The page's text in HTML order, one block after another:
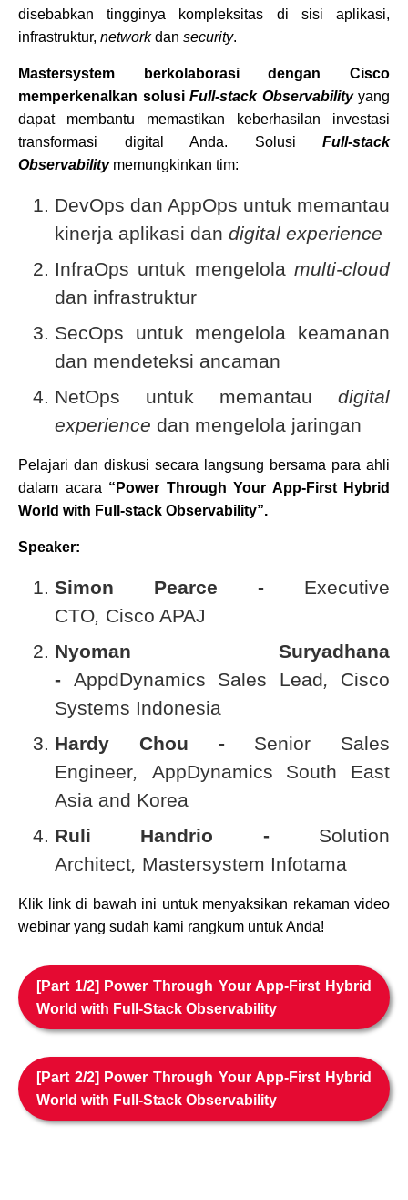
disebabkan tingginya kompleksitas di sisi aplikasi,
infrastruktur, networkdan security.
Mastersystem berkolaborasi dengan Cisco
memperkenalkan solusi Full-stack Observability yang
dapat membantu memastikan keberhasilan investasi
transformasi digital Anda. Solusi Full-stack
Observability memungkinkan tim:
DevOps dan AppOps untuk memantau
kinerja aplikasi dan digital experience
InfraOps untuk mengelola multi-cloud
dan infrastruktur
SecOps untuk mengelola keamanan
dan mendeteksi ancaman
NetOps untuk memantau digital
experience dan mengelola jaringan
Pelajari dan diskusi secara langsung bersama para ahli
dalam acara “Power Through Your App-First Hybrid
World with Full-stack Observability”.
Speaker:
Simon Pearce - Executive
CTO, Cisco APAJ
Nyoman Suryadhana
- AppdDynamics Sales Lead, Cisco
Systems Indonesia
Hardy Chou - Senior Sales
Engineer, AppDynamics South East
Asia and Korea
Ruli Handrio - Solution
Architect, Mastersystem Infotama
Klik link di bawah ini untuk menyaksikan rekaman video
webinar yang sudah kami rangkum untuk Anda!
[Part 1/2] Power Through Your App-First Hybrid
World with Full-Stack Observability
[Part 2/2] Power Through Your App-First Hybrid
World with Full-Stack Observability